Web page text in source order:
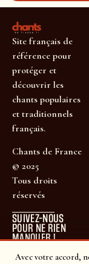
Avec votre accord,
Site français de
référence pour
protéger et
découvrir les
chants populaires
et traditionnels
français.
Chants de France
© 2025
Tous droits
réservés
SUIVEZ-NOUS
POUR NE RIEN
MANQUER !